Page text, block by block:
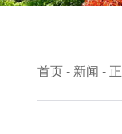
首页- 新闻 -